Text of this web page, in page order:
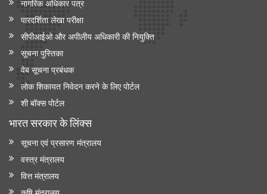
नागरिक अधिकार पत्र
पारदर्शिता लेखा परीक्षा
सीपीआईओ और अपी‍लीय अधिकारी की नियुक्ति
सूचना पुस्तिका
वेब सूचना प्रबंधक
लोक शिकायत निवेदन करने के लिए पोर्टल
शी बॉक्स पोर्टल
भारत सरकार के लिंक्‍स
सूचना एवं प्रसारण मंत्रालय
वस्त्र मंत्रालय
वित्त मंत्रालय